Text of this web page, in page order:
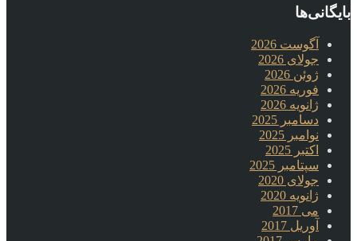
بایگانی‌ها
آگوست 2026
جولای 2026
ژوئن 2026
فوریه 2026
ژانویه 2026
دسامبر 2025
نوامبر 2025
اکتبر 2025
سپتامبر 2025
جولای 2020
ژانویه 2020
می 2017
آوریل 2017